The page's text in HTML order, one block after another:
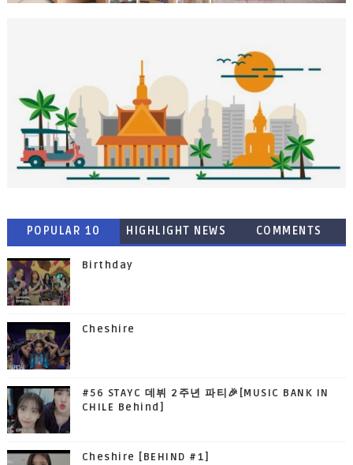
POPULAR 10 HIGHLIGHT NEWS COMMENTS
Birthday
Cheshire
#56 STAYC 데뷔 2주년 파티🎉[MUSIC BANK IN
CHILE Behind]
Cheshire [BEHIND #1]